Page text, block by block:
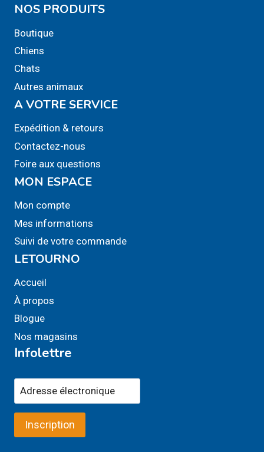
NOS PRODUITS
Boutique
Chiens
Chats
Autres animaux
A VOTRE SERVICE
Expédition & retours
Contactez-nous
Foire aux questions
MON ESPACE
Mon compte
Mes informations
Suivi de votre commande
LETOURNO
Accueil
À propos
Blogue
Nos magasins
Infolettre
Inscription